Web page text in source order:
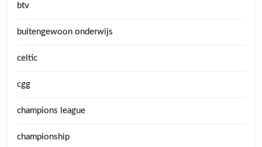
btv
buitengewoon onderwijs
celtic
cgg
champions league
championship